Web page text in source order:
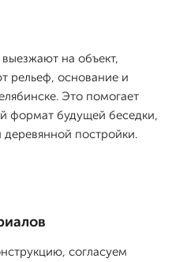
на объект,
рельеф, основание и
Это помогает
формат будущей беседки,
деревянной постройки.
согласуем